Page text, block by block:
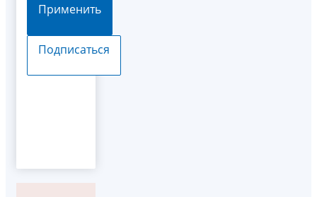
Применить
Подписаться